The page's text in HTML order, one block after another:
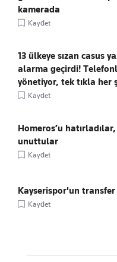
kamerada
Kaydet
13 ülkeye sızan casus
alarma geçirdi!
yönetiyor, tek tıkla her
Kaydet
Homeros’u hatırladılar,
unuttular
Kaydet
Kayserispor'un transfer
Kaydet